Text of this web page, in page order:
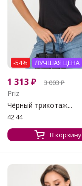
-54% ЛУЧШАЯ ЦЕНА
1 313 ₽ 3 003₽
Priz
Чёрный трикотаж...
42 44
В корзину